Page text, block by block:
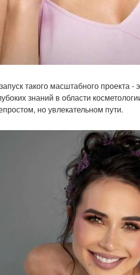
такого масштабного проекта
знаний в области
но увлекательном пути.